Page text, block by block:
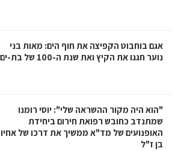
אגם בוחבוט הקפיצה את חוף הים: מאות בני
נוער חגגו את הקיץ ואת שנת ה-100 של בת-ים
"הוא היה מקור ההשראה שלי": יוסי רומנו
שמתנדב כחובש רפואת חירום ביחידת
האופנועים של מד"א ממשיך את דרכו של אחיו
בן ז"ל